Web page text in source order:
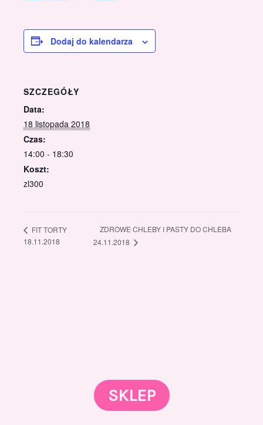
Dodaj do kalendarza
SZCZEGÓŁY
Data:
18 listopada 2018
Czas:
14:00 - 18:30
Koszt:
zl300
FIT TORTY
18.11.2018
ZDROWE CHLEBY I PASTY DO CHLEBA
24.11.2018
SKLEP